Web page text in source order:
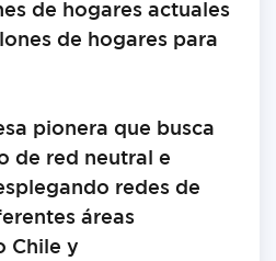
de hogares actuales
de hogares para
pionera que busca
de red neutral e
redes de
áreas
Chile y